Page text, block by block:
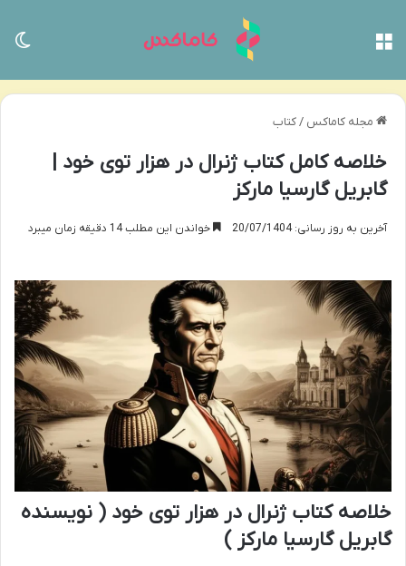
مجله کاماکس /کتاب
خلاصه کامل کتاب ژنرال در هزار توی خود |
گابریل گارسیا مارکز
آخرین به روز رسانی: 20/07/1404 خواندن این مطلب 14 دقیقه زمان میبرد
خلاصه کتاب ژنرال در هزار توی خود ( نویسنده
گابریل گارسیا مارکز )